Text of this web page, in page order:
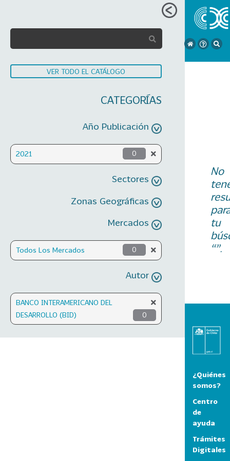
VER TODO EL CATÁLOGO
CATEGORÍAS
Año Publicación
2021 0
Sectores
Zonas Geográficas
Mercados
Todos Los Mercados 0
Autor
BANCO INTERAMERICANO DEL
DESARROLLO (BID)
0
No
tu
“”.
¿Quiénes
somos?
Centro
de
ayuda
Trámites
Digitales